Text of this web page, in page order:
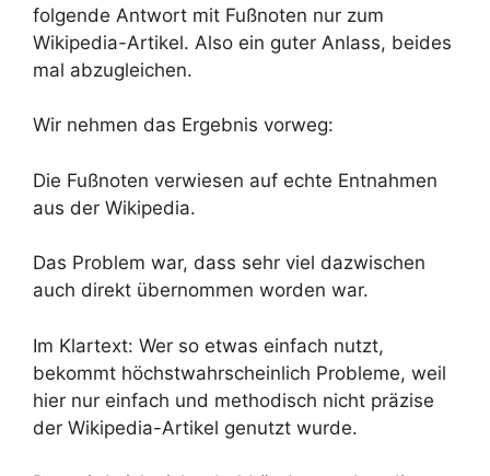
folgende Antwort mit Fußnoten nur zum
Wikipedia-Artikel. Also ein guter Anlass, beides
mal abzugleichen.
Wir nehmen das Ergebnis vorweg:
Die Fußnoten verwiesen auf echte Entnahmen
aus der Wikipedia.
Das Problem war, dass sehr viel dazwischen
auch direkt übernommen worden war.
Im Klartext: Wer so etwas einfach nutzt,
bekommt höchstwahrscheinlich Probleme, weil
hier nur einfach und methodisch nicht präzise
der Wikipedia-Artikel genutzt wurde.